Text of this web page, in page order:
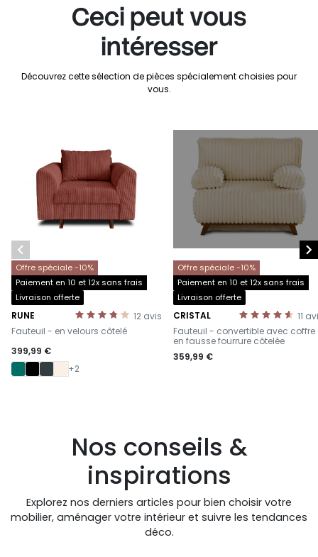
Ceci peut vous
intéresser
Découvrez cette sélection de pièces spécialement choisies pour
vous.
Offre spéciale -10%
Paiement en 10 et 12x sans frais
Livraison offerte
12 avis
RUNE
-
Fauteuil - en velours côtelé
399,99 €
+2
Offre spéciale -10%
Paiement en 10 et 12x sans frais
Livraison offerte
11
CRISTAL
-
Fauteuil - convertible avec
en fausse fourrure côtelée
359,99 €
 
Nos conseils &
inspirations
Explorez nos derniers articles pour bien choisir votre
mobilier, aménager votre intérieur et suivre les tendances
déco.